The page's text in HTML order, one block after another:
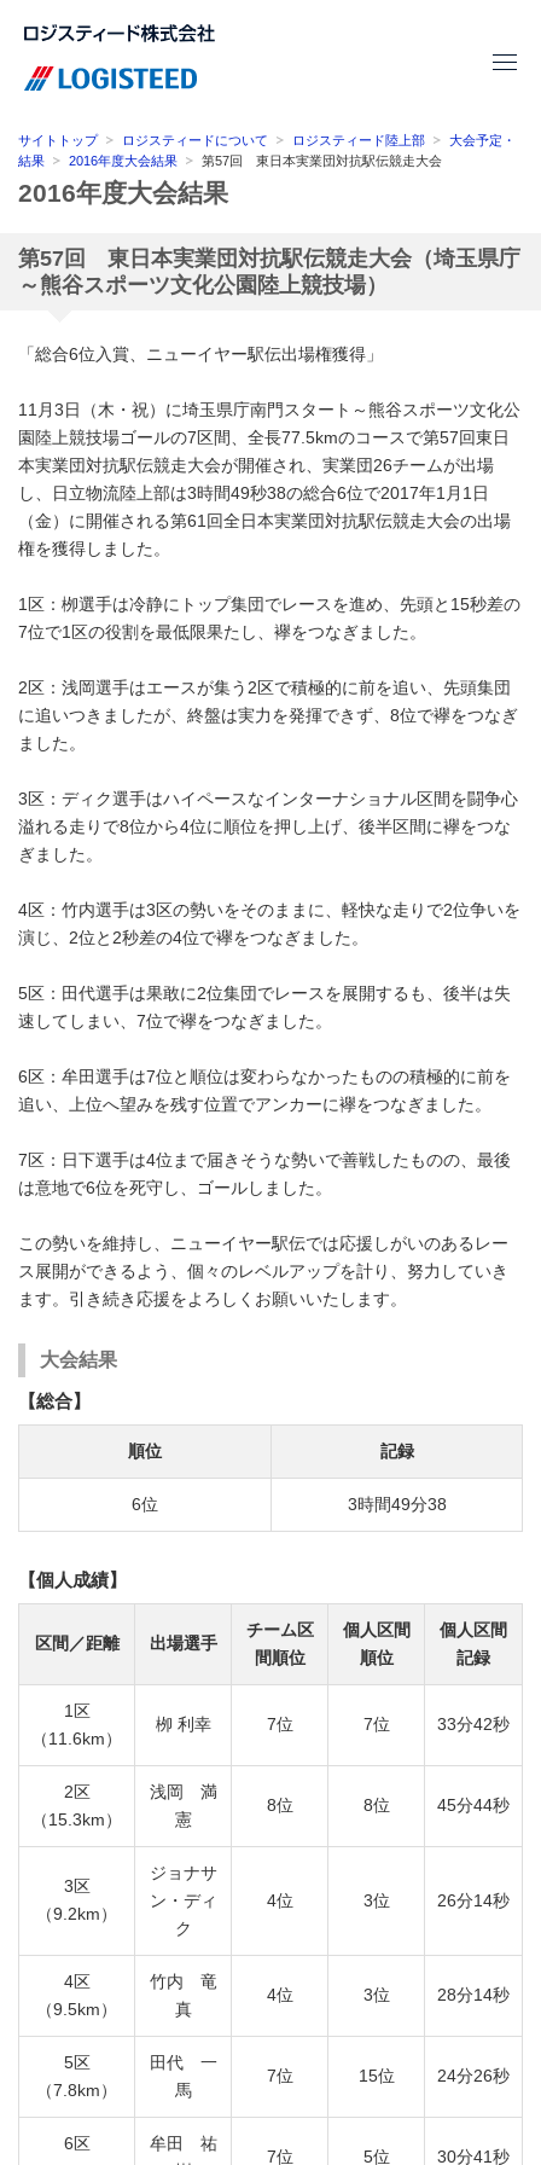
サイトトップ ロジスティードについて ロジスティード陸上部
大会予定・
結果
2016年度大会結果 第57回 東日本実業団対抗駅伝競走大会
2016年度大会結果
第57回 東日本実業団対抗駅伝競走大会（埼玉県庁
～熊谷スポーツ文化公園陸上競技場）
「総合6位入賞、ニューイヤー駅伝出場権獲得」
11月3日（木・祝）に埼玉県庁南門スタート～熊谷スポーツ文化公
園陸上競技場ゴールの7区間、全長77.5kmのコースで第57回東日
本実業団対抗駅伝競走大会が開催され、実業団26チームが出場
し、日立物流陸上部は3時間49秒38の総合6位で2017年1月1日
（金）に開催される第61回全日本実業団対抗駅伝競走大会の出場
権を獲得しました。
1区：栁選手は冷静にトップ集団でレースを進め、先頭と15秒差の
7位で1区の役割を最低限果たし、襷をつなぎました。
2区：浅岡選手はエースが集う2区で積極的に前を追い、先頭集団
に追いつきましたが、終盤は実力を発揮できず、8位で襷をつなぎ
ました。
3区：ディク選手はハイペースなインターナショナル区間を闘争心
溢れる走りで8位から4位に順位を押し上げ、後半区間に襷をつな
ぎました。
4区：竹内選手は3区の勢いをそのままに、軽快な走りで2位争いを
演じ、2位と2秒差の4位で襷をつなぎました。
5区：田代選手は果敢に2位集団でレースを展開するも、後半は失
速してしまい、7位で襷をつなぎました。
6区：牟田選手は7位と順位は変わらなかったものの積極的に前を
追い、上位へ望みを残す位置でアンカーに襷をつなぎました。
7区：日下選手は4位まで届きそうな勢いで善戦したものの、最後
は意地で6位を死守し、ゴールしました。
この勢いを維持し、ニューイヤー駅伝では応援しがいのあるレー
ス展開ができるよう、個々のレベルアップを計り、努力していき
ます。引き続き応援をよろしくお願いいたします。
大会結果
【総合】
順位 記録
6位 3時間49分38
【個人成績】
区間／距離 出場選手
チーム区
間順位
個人区間
順位
個人区間
記録
1区
（11.6km）
栁 利幸 7位 7位 33分42秒
2区
（15.3km）
浅岡 満
憲
8位 8位 45分44秒
3区
（9.2km）
ジョナサ
ン・ディ
ク
4位 3位 26分14秒
4区
（9.5km）
竹内 竜
真
4位 3位 28分14秒
5区
（7.8km）
田代 一
馬
7位 15位 24分26秒
6区
牟田 祐
7位 5位 30分41秒